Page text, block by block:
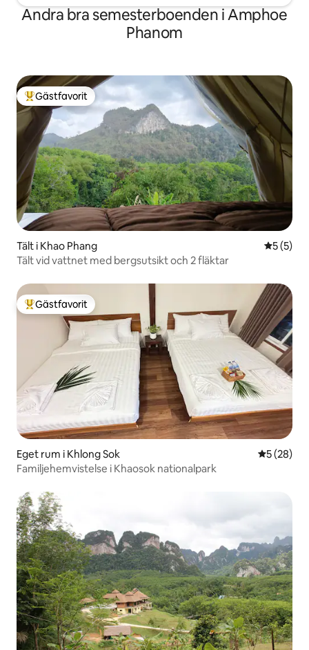
Andra bra semesterboenden i Amphoe
Phanom
Populär gästfavorit
Gästfavorit
Tält i Khao Phang 5 av 5 i
5 (5)
Tält vid vattnet med bergsutsikt och 2 fläktar
Populär gästfavorit
Gästfavorit
Eget rum i Khlong Sok 5 av 5 i
5 (28)
Familjehemvistelse i Khaosok nationalpark